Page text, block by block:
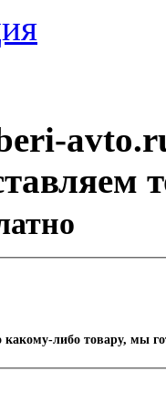
какому-либо товару, мы